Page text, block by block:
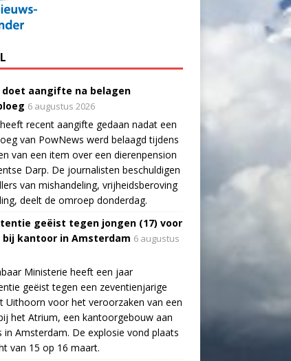
doet aangifte na belagen
6 augustus 2026
recent aangifte gedaan nadat een
van PowNews werd belaagd tijdens
van een item over een dierenpension
Darp. De journalisten beschuldigen
van mishandeling, vrijheidsberoving
deelt de omroep donderdag.
geëist tegen jongen (17) voor
bij kantoor in Amsterdam 6 augustus
Ministerie heeft een jaar
geëist tegen een zeventienjarige
Uithoorn voor het veroorzaken van een
het Atrium, een kantoorgebouw aan
in Amsterdam. De explosie vond plaats
van 15 op 16 maart.